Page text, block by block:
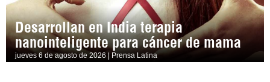
Desarrollan en India terapia
nanointeligente para cáncer de mama
jueves 6 de agosto de 2026 | Prensa Latina